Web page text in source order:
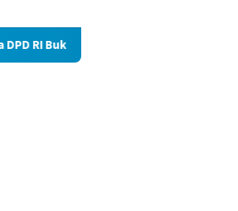
Perlombaan Suara Burung Perkutut